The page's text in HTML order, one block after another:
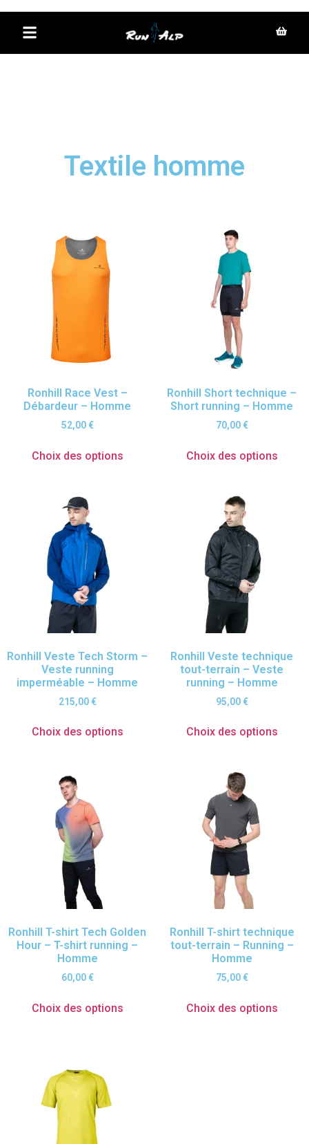
Aller au
contenu
principal
Textile homme
Ronhill Race Vest –
Débardeur – Homme
52,00 €
Choix des options
Ronhill Short technique –
Short running – Homme
70,00 €
Choix des options
Ronhill Veste Tech Storm –
Veste running
imperméable – Homme
215,00 €
Choix des options
Ronhill Veste technique
tout-terrain – Veste
running – Homme
95,00 €
Choix des options
Ronhill T-shirt Tech Golden
Hour – T-shirt running –
Homme
60,00 €
Choix des options
Ronhill T-shirt technique
tout-terrain – Running –
Homme
75,00 €
Choix des options